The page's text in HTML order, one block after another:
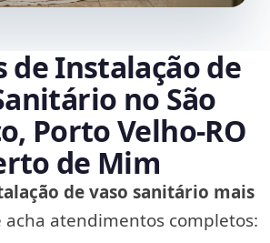
de Instalação de
no São
Porto Velho‑RO
de Mim
de vaso sanitário mais
acha atendimentos completos: